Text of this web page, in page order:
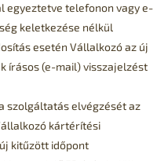
egyeztetve telefonon vagy e-
keletkezése nélkül
esetén Vállalkozó az új
írásos (e-mail) visszajelzést
szolgáltatás elvégzését az
kártérítési
kitűzött időpont